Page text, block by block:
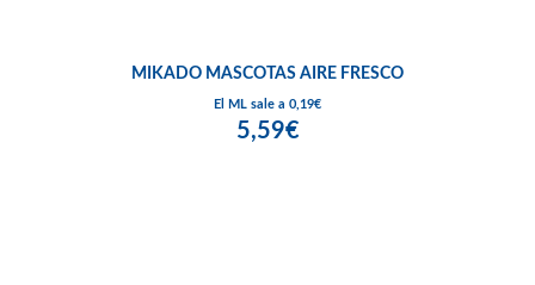
MIKADO MASCOTAS AIRE FRESCO
El ML sale a 0,19€
5,59€